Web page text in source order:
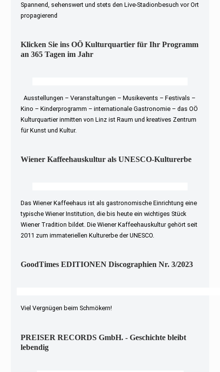
Spannend, sehenswert und stets den Live-Stadionbesuch vor Ort
propagierend
Klicken Sie ins OÖ Kulturquartier für Ihr Programm
an 365 Tagen im Jahr
Ausstellungen – Veranstaltungen – Musikevents – Festivals –
Kino – Kinderprogramm – internationale Gastronomie – das OÖ
Kulturquartier inmitten von Linz ist Raum und kreatives Zentrum
für Kunst und Kultur.
Wiener Kaffeehauskultur als UNESCO-Kulturerbe
Das Wiener Kaffeehaus ist als gastronomische Einrichtung eine
typische Wiener Institution, die bis heute ein wichtiges Stück
Wiener Tradition bildet. Die Wiener Kaffeehauskultur gehört seit
2011 zum immateriellen Kulturerbe der UNESCO.
GoodTimes EDITIONEN Discographien Nr. 3/2023
Viel Vergnügen beim Schmökern!
PREISER RECORDS GmbH. - Geschichte bleibt
lebendig